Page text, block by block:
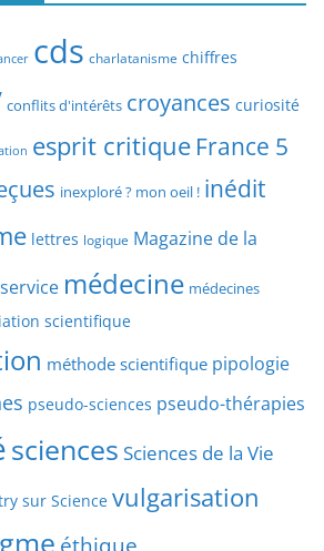
cds charlatanisme chiffres
conflits d'intérêts croyances curiosité
esprit critique France 5
inexploré ? mon oeil ! inédit
lettres logique Magazine de la
médecine médecines
scientifique
méthode scientifique pipologie
pseudo-sciences pseudo-thérapies
sciences Sciences de la Vie
sur Science vulgarisation